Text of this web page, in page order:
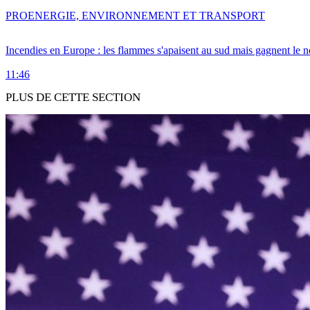
Incendies en Europe : les flammes s'apaisent au sud mais gagnent le
11:46
PROENERGIE, ENVIRONNEMENT ET TRANSPORT
PLUS DE CETTE SECTION